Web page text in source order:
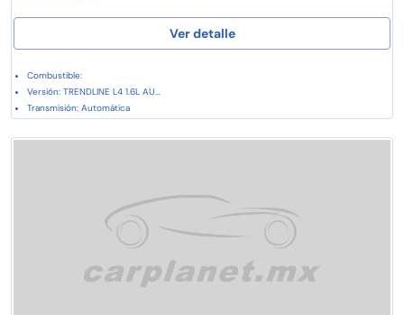
Ver detalle
Combustible:
Versión: TRENDLINE L4 1.6L AU...
Transmisión: Automática